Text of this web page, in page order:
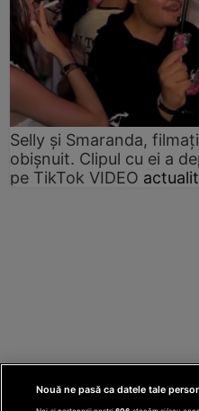
Selly și Smaranda,
obișnuit. Clipul cu ei a
pe TikTok VIDEO
Nouă ne pasă ca datele tale